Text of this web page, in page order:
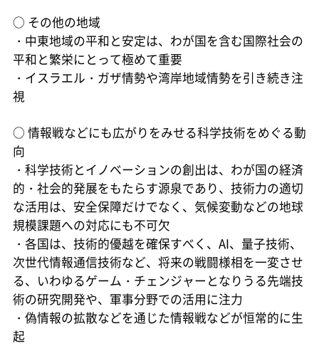
○ その他の地域
・中東地域の平和と安定は、わが国を含む国際社会の
平和と繁栄にとって極めて重要
・イスラエル・ガザ情勢や湾岸地域情勢を引き続き注
視
○ 情報戦などにも広がりをみせる科学技術をめぐる動
向
・科学技術とイノベーションの創出は、わが国の経済
的・社会的発展をもたらす源泉であり、技術力の適切
な活用は、安全保障だけでなく、気候変動などの地球
規模課題への対応にも不可欠
・各国は、技術的優越を確保すべく、AI、量子技術、
次世代情報通信技術など、将来の戦闘様相を一変させ
る、いわゆるゲーム・チェンジャーとなりうる先端技
術の研究開発や、軍事分野での活用に注力
・偽情報の拡散などを通じた情報戦などが恒常的に生
起